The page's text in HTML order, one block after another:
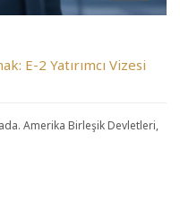
E-2 Yatırımcı Vizesi
Amerika Birleşik Devletleri,